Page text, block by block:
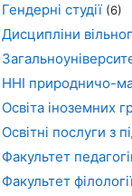
Гендерні студії(6)
Дисципліни
ННІ природничо-
Освіта іноземних
Освітні послуги з
Факультет
Факультет